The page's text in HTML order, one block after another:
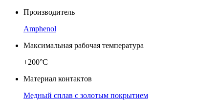
Производитель
Amphenol
Максимальная рабочая температура
+200°C
Материал контактов
Медный сплав с золотым покрытием